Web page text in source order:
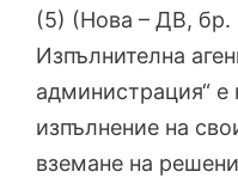
(5) (Нова – ДВ, бр.
Изпълнителна
администрация“ е
изпълнение на
вземане на